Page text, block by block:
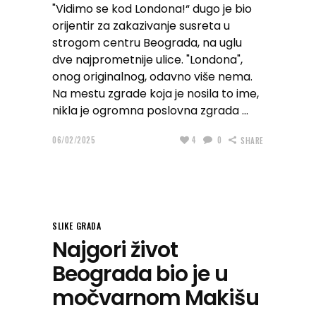
"Vidimo se kod Londona!“ dugo je bio
orijentir za zakazivanje susreta u
strogom centru Beograda, na uglu
dve najprometnije ulice. "Londona",
onog originalnog, odavno više nema.
Na mestu zgrade koja je nosila to ime,
nikla je ogromna poslovna zgrada
06/02/2025 4 0 SHARE
SLIKE GRADA
Najgori život
Beograda bio je u
močvarnom Makišu